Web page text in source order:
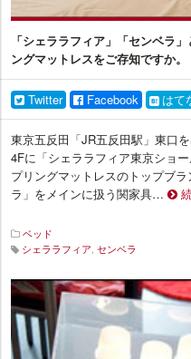
「シェララフィア」「センベラ
ングマットレスをご存知ですか。
Twitter Facebook はて
東京五反田「JR五反田駅」東口
4Fに「シェララフィア東京ショ
プリングマットレスのトップブ
ラ」をメインに扱う関家具…
ベッド
シェララフィア, センベラ
イ
ン
テ
リ
ア
プ